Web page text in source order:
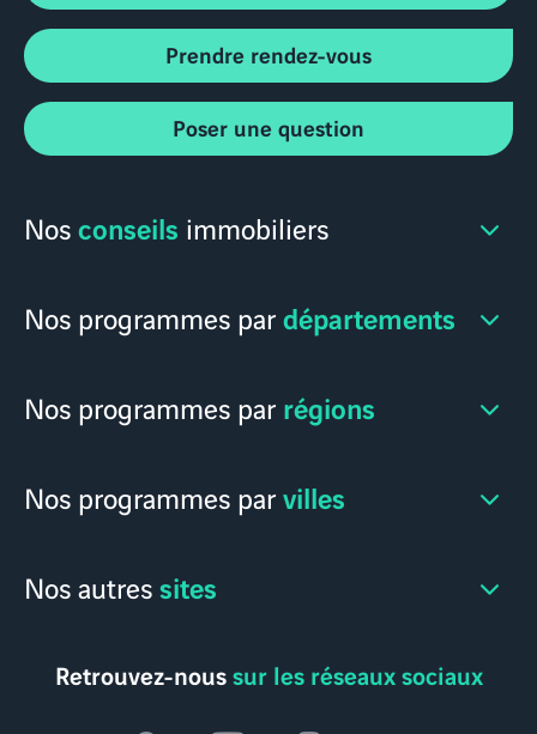
Prendre rendez-vous
Poser une question
Nosconseils immobiliers
Nos programmes pardépartements
Nos programmes par régions
Nos programmes parvilles
Nos autressites
Retrouvez-noussur les réseaux sociaux